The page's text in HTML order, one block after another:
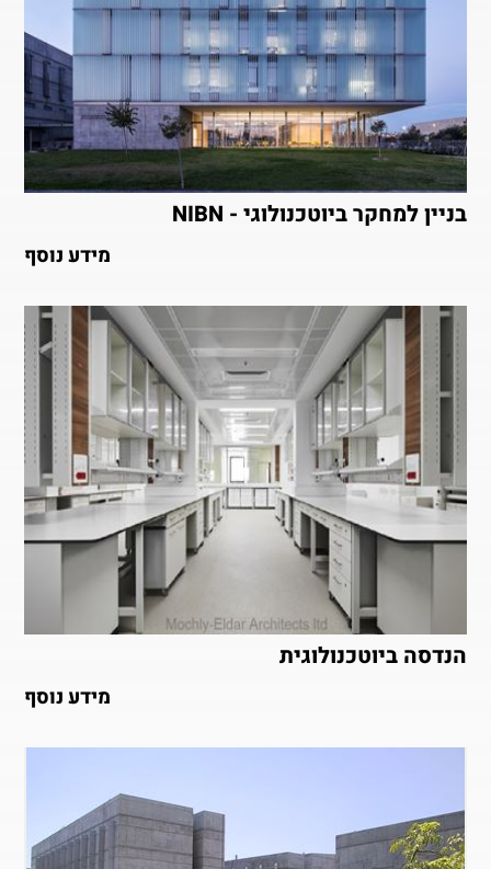
בניין למחקר ביוטכנולוגי - NIBN
מידע נוסף
הנדסה ביוטכנולוגית
מידע נוסף